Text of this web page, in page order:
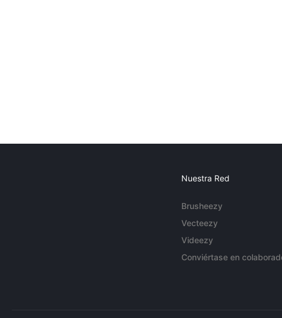
Nuestra Red
Brusheezy
Vecteezy
Videezy
Conviértase en